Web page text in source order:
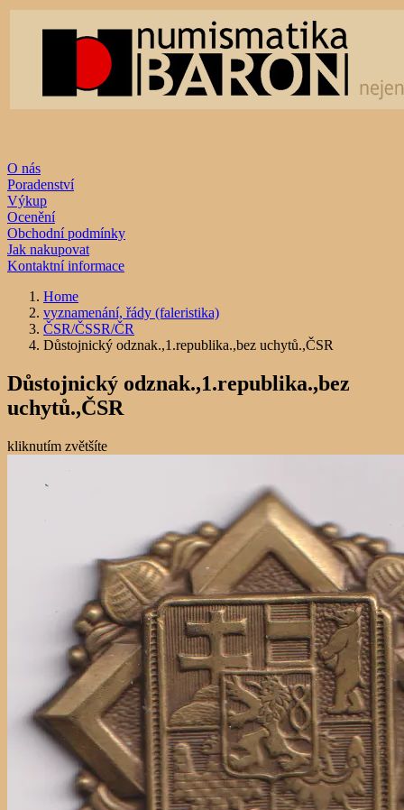
O nás
Poradenství
Výkup
Ocenění
Obchodní podmínky
Jak nakupovat
Kontaktní informace
Home
vyznamenání, řády (faleristika)
ČSR/ČSSR/ČR
Důstojnický odznak.,1.republika.,bez uchytů.,ČSR
Důstojnický odznak.,1.republika.,bez
uchytů.,ČSR
kliknutím zvětšíte